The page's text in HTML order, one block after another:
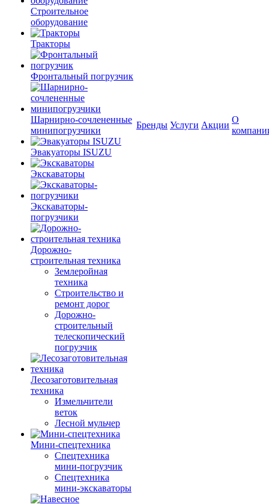
Строительное
оборудование
Тракторы
Фронтальный погрузчик
Шарнирно-сочлененные
минипогрузчики
Эвакуаторы ISUZU
Экскаваторы
Экскаваторы-
погрузчики
Дорожно-
строительная техника
Землеройная
техника
Строительство и
ремонт дорог
Дорожно-
строительный
телескопический
погрузчик
Лесозаготовительная
техника
Измельчители
веток
Лесной мульчер
Мини-спецтехника
Спецтехника
мини-погрузчик
Спецтехника
мини-экскаваторы
Бренды Услуги Акции
О